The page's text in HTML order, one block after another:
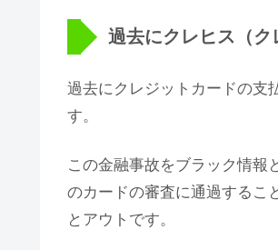
過去にクレヒス（
過去にクレジットカードの支
す。
この金融事故をブラック情報
のカードの審査に通過するこ
とアウトです。